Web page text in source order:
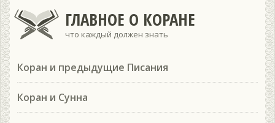
ГЛАВНОЕ О КОРАНЕ
что каждый должен знать
Коран и предыдущие Писания
Коран и Сунна